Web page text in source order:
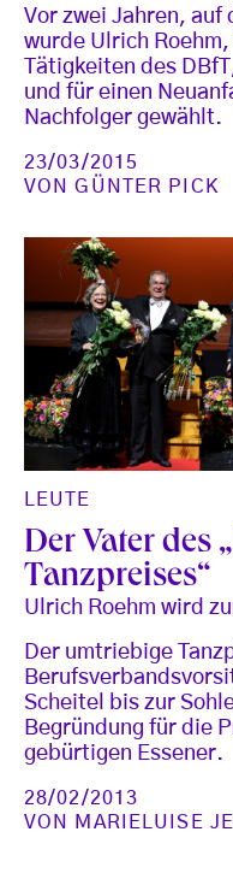
Vor zwei Jahren, auf
wurde Ulrich
Tätigkeiten des
und für einen
Nachfolger gewählt.
23/03/2015
VONGÜNTER PICK
LEUTE
Der Vater des
Tanzpreises“
Ulrich Roehm wird
Der umtriebige
Scheitel bis zur
Begründung für die
gebürtigen Essener.
28/02/2013
VON MARIELUISE